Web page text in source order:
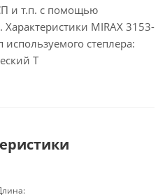
и т.п. с помощью
Характеристики MIRAX 3153-
степлера:
Т